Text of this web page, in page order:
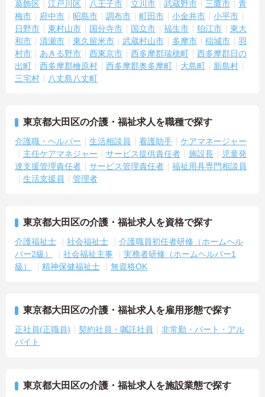
葛飾区
江戸川区 八王子市 立川市 武蔵野市 三鷹市
青
梅市
府中市 昭島市 調布市 町田市 小金井市
小平市
日野市
東村山市 国分寺市 国立市 福生市 狛江市
東大
和市
清瀬市 東久留米市 武蔵村山市 多摩市 稲城市
羽
村市
あきる野市 西東京市 西多摩郡瑞穂町
西多摩郡日の
出町
西多摩郡檜原村 西多摩郡奥多摩町 大島町
新島村
三宅村
八丈島八丈町
東京都大田区の介護・福祉求人を職種で探す
介護職・ヘルパー 生活相談員 看護助手
ケアマネージャー
主任ケアマネジャー
サービス提供責任者 施設長
児童発
達支援管理責任者
サービス管理責任者
福祉用具専門相談員
生活支援員
管理者
東京都大田区の介護・福祉求人を資格で探す
介護福祉士 社会福祉士
介護職員初任者研修（ホームヘル
パー2級）
社会福祉主事
実務者研修（ホームヘルパー1
級）
精神保健福祉士 無資格OK
東京都大田区の介護・福祉求人を雇用形態で探す
正社員(正職員) 契約社員・嘱託社員
非常勤・パート・アル
バイト
東京都大田区の介護・福祉求人を施設業態で探す